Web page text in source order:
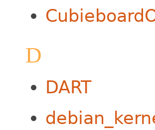
D
DART